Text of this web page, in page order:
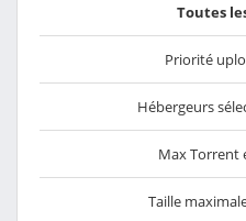
Toutes
Priorité
Hébergeurs
Max Torrent
Taille